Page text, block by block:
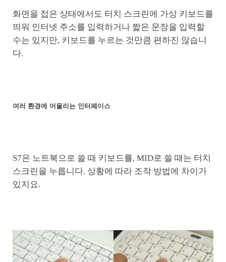
화면을 접은 상태에서도 터치 스크린에 가상 키보드를
띄워 인터넷 주소를 입력하거나 짧은 문장을 입력할
수는 있지만, 키보드를 누르는 것만큼 편하진 않습니
다.
여러 환경에 어울리는 인터페이스
S7은 노트북으로 쓸 때 키보드를, MID로 쓸 때는 터치
스크린을 누릅니다. 상황에 따라 조작 방법에 차이가
있지요.